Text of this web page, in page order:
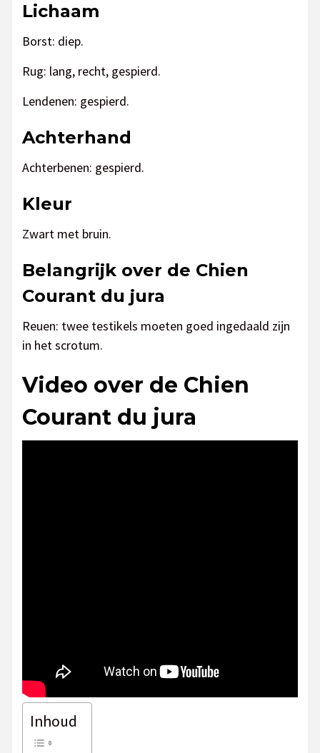
Lichaam
Borst: diep.
Rug: lang, recht, gespierd.
Lendenen: gespierd.
Achterhand
Achterbenen: gespierd.
Kleur
Zwart met bruin.
Belangrijk over de Chien
Courant du jura
Reuen: twee testikels moeten goed ingedaald zijn
in het scrotum.
Video over de Chien
Courant du jura
Inhoud